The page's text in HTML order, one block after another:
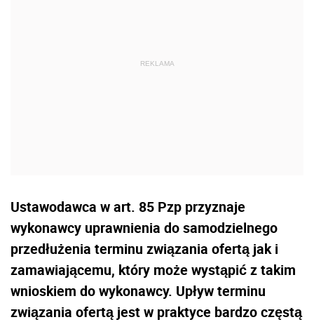
Ustawodawca w art. 85 Pzp przyznaje
wykonawcy uprawnienia do samodzielnego
przedłużenia terminu związania ofertą jak i
zamawiającemu, który może wystąpić z takim
wnioskiem do wykonawcy. Upływ terminu
związania ofertą jest w praktyce bardzo częstą